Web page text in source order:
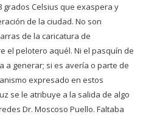
grados Celsius que exaspera y
de la ciudad. No son
de la caricatura de
el pelotero aquél. Ni el pasquín de
a generar; si es avería o parte de
expresado en estos
se le atribuye a la salida de algo
Dr. Moscoso Puello. Faltaba